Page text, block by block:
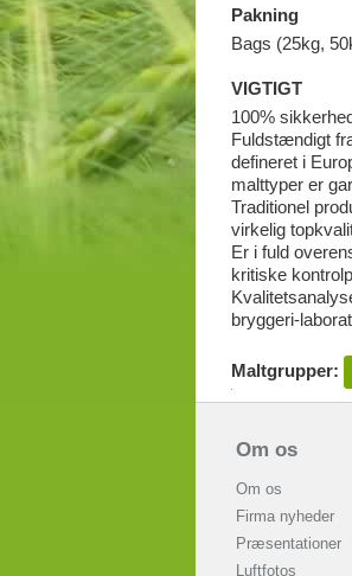
Pakning
Bags (25kg,
VIGTIGT
100%
Fuldstændigt
defineret i
malttyper er
Traditionel
virkelig
Er i fuld
kritiske
bryggeri-
Maltgrupper:
Om os
Om os
Firma nyheder
Præsentationer
Luftfotos